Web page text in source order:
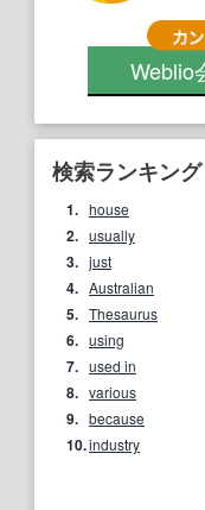
Weblio
検索ランキング
1. house
2. usually
3. just
4. Australian
5. Thesaurus
6. using
7. used in
8. various
9. because
10.industry